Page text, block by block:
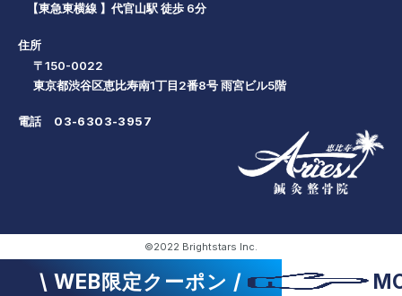
【東急東横線 】代官山駅 徒歩 6分
住所
〒150-0022
東京都渋谷区恵比寿南1丁目2番8号 雨宮ビル5階
電話 03-6303-3957
©2022 Brightstars Inc.
\ WEB限定クーポン /